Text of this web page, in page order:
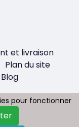
et livraison
Plan du site
Blog
réservés
pour fonctionner
pour fonctionner